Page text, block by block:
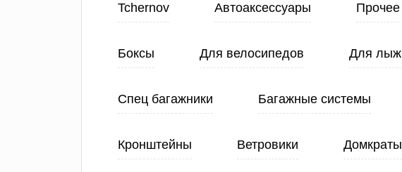
Tchernov Автоаксессуары Прочее
Боксы Для велосипедов Для лыж
Спец багажники Багажные системы
Кронштейны Ветровики Домкраты